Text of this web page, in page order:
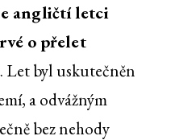
angličtí letci
o přelet
. Let byl uskutečněn
a odvážným
bez nehody